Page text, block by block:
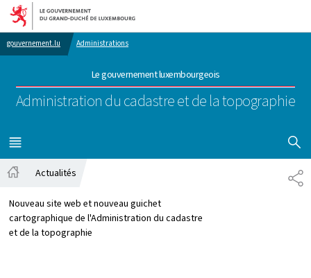
Aller au menu principal
Aller au contenu
gouvernement.lu Administrations
Le gouvernement luxembourgeois
Administration du cadastre et de la topographie
MENU
PRINCIPAL
Actualités
Nouveau site web et nouveau guichet
cartographique de l'Administration du cadastre
et de la topographie